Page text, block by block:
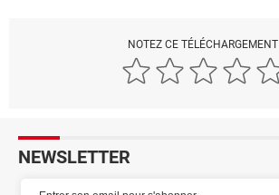
NOTEZ CE TÉLÉCHARGEMENT
NEWSLETTER